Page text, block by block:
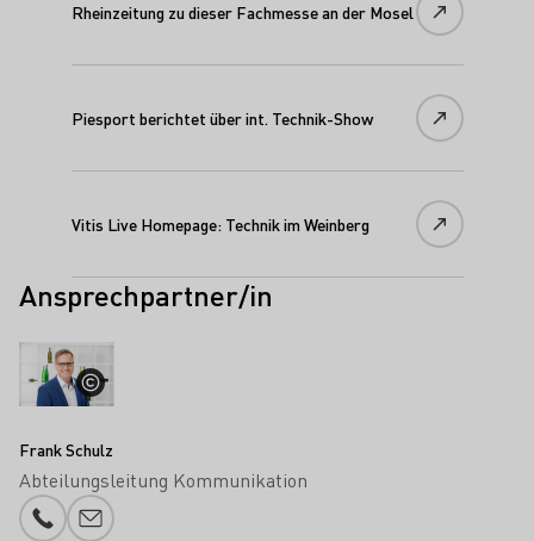
Rheinzeitung zu dieser Fachmesse an der Mosel
Piesport berichtet über int. Technik-Show
Vitis Live Homepage: Technik im Weinberg
Ansprechpartner/in
Frank Schulz
Abteilungsleitung Kommunikation
Telefonnummer
E-Mail-Adresse